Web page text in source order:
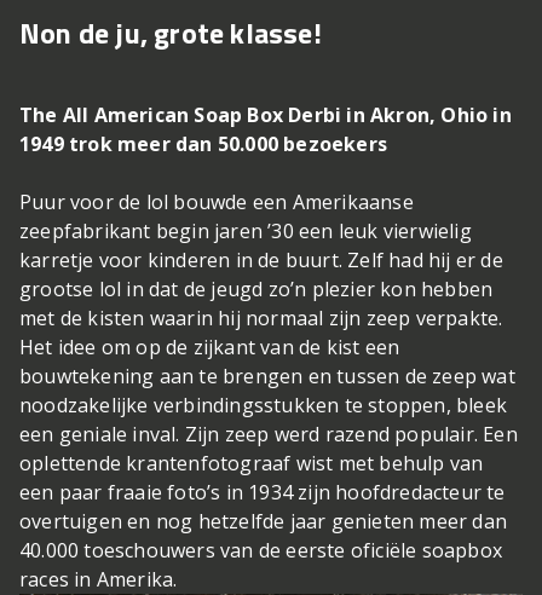
Non de ju, grote klasse!
The All American Soap Box Derbi in Akron, Ohio in
1949 trok meer dan 50.000 bezoekers
Puur voor de lol bouwde een Amerikaanse
zeepfabrikant begin jaren ’30 een leuk vierwielig
karretje voor kinderen in de buurt. Zelf had hij er de
grootse lol in dat de jeugd zo’n plezier kon hebben
met de kisten waarin hij normaal zijn zeep verpakte.
Het idee om op de zijkant van de kist een
bouwtekening aan te brengen en tussen de zeep wat
noodzakelijke verbindingsstukken te stoppen, bleek
een geniale inval. Zijn zeep werd razend populair. Een
oplettende krantenfotograaf wist met behulp van
een paar fraaie foto’s in 1934 zijn hoofdredacteur te
overtuigen en nog hetzelfde jaar genieten meer dan
40.000 toeschouwers van de eerste oficiële soapbox
races in Amerika.